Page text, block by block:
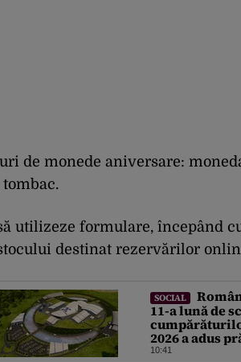
de monede aniversare:
utilizeze formulare, începând
destinat rezervărilor
SOCIAL
11-a lună de
2026 a adus
comerțului,
10:41